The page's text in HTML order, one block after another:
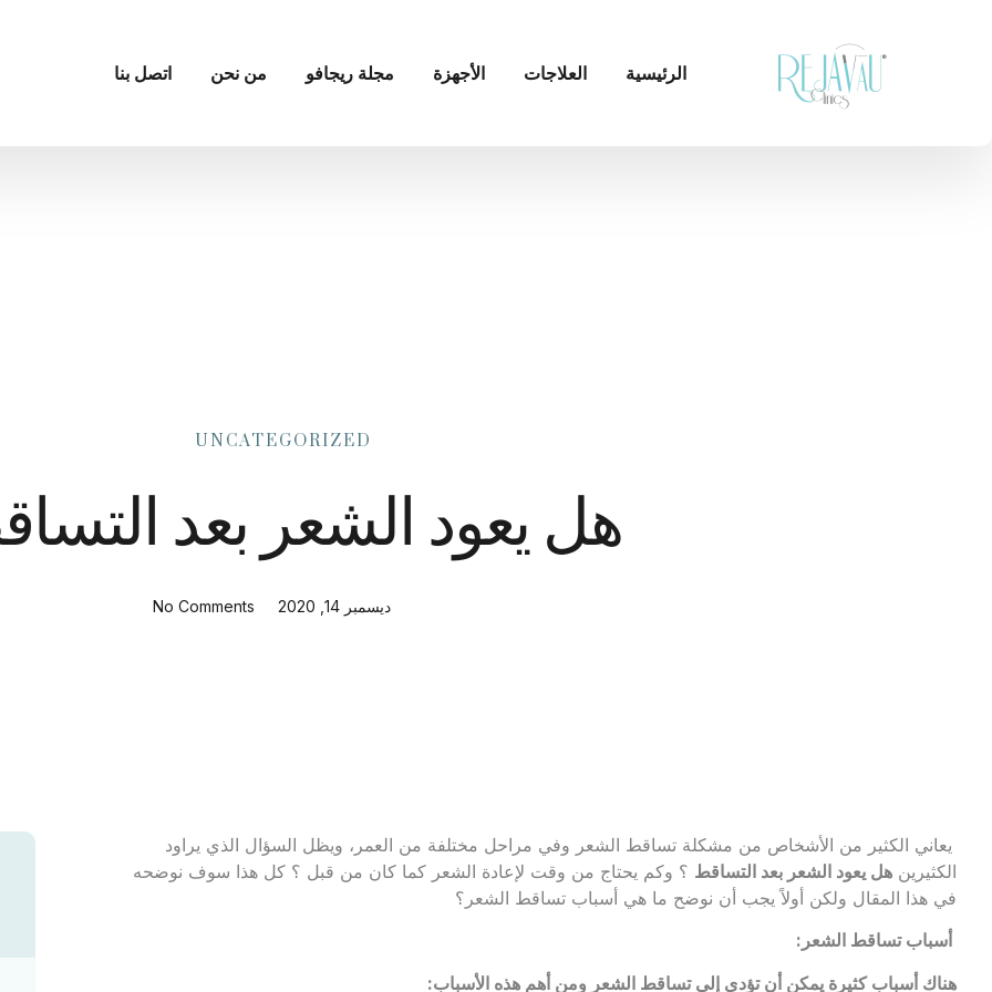
الرئيسية العلاجات الأجهزة مجلة ريجافو من نحن اتصل بنا
UNCATEGORIZED
هل يعود الشعر بعد
ديسمبر 14, 2020 No Comments
يعاني الكثير من الأشخاص من مشكلة تساقط الشعر وفي مراحل مختلفة من العمر، ويظل السؤال الذي يراود
الكثيرين هل يعود الشعر بعد التساقط ؟ وكم يحتاج من وقت لإعادة الشعر كما كان من قبل ؟ كل هذا سوف نوضحه
في هذا المقال ولكن أولاً يجب أن نوضح ما هي أسباب تساقط الشعر؟
أسباب تساقط الشعر:
هناك أسباب كثيرة يمكن أن تؤدي إلى تساقط الشعر ومن أهم هذه الأسباب: